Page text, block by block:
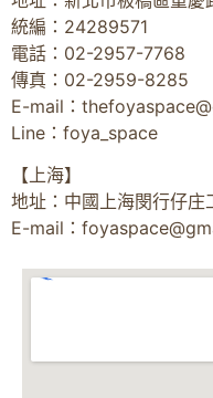
統編：24289571
電話：02-2957-7768
傳真：02-2959-8285
E-mail：
Line：foya_space
【上海】
地址：中國上海閔行仔
E-mail：